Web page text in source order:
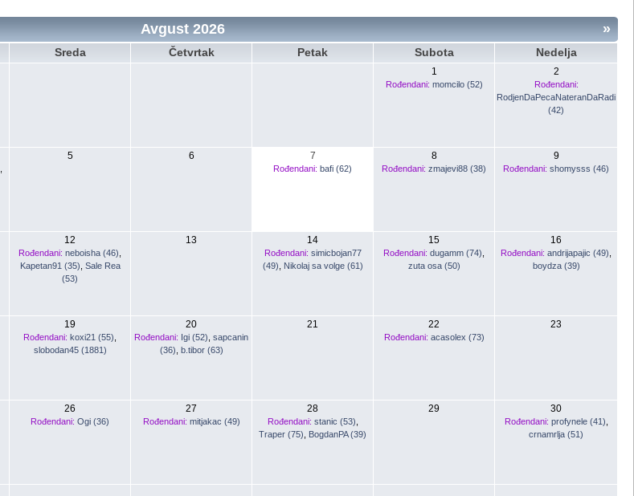
»
Avgust 2026
Sreda Četvrtak Petak Subota Nedelja
1
Rođendani: momcilo (52)
2
Rođendani:
RodjenDaPecaNateranDaRadi
(42)
5 6 7
Rođendani: bafi (62)
8
Rođendani: zmajevi88 (38)
9
Rođendani: shomysss (46)
12
Rođendani: neboisha (46)
Kapetan91 (35) Sale Rea
(53)
13 14
Rođendani: simicbojan77
(49)
Nikolaj sa volge (61)
15
Rođendani: dugamm (74)
zuta osa (50)
16
Rođendani: andrijapajic (49)
boydza (39)
19
Rođendani: koxi21 (55)
slobodan45 (1881)
20
Rođendani: Igi (52) sapcanin
(36) b.tibor (63)
21 22
Rođendani: acasolex (73)
23
26
Rođendani: Ogi (36)
27
Rođendani: mitjakac (49)
28
Rođendani: stanic (53)
Traper (75)
BogdanPA (39)
29 30
Rođendani: profynele (41)
crnamrlja (51)